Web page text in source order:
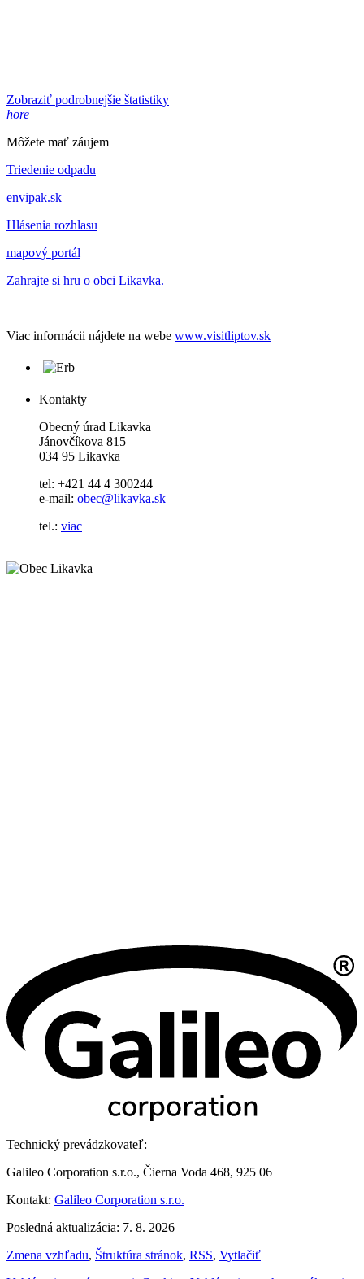
Zobraziť podrobnejšie štatistiky
hore
Môžete mať záujem
Triedenie odpadu
envipak.sk
Hlásenia rozhlasu
mapový portál
Zahrajte si hru o obci Likavka.
Viac informácii nájdete na webe www.visitliptov.sk
Kontakty
Obecný úrad Likavka
Jánovčíkova 815
034 95 Likavka
tel: +421 44 4 300244
e-mail: obec@likavka.sk
tel.: viac
Technický prevádzkovateľ:
Galileo Corporation s.r.o., Čierna Voda 468, 925 06
Kontakt: Galileo Corporation s.r.o.
Posledná aktualizácia: 7. 8. 2026
Zmena vzhľadu, Štruktúra stránok, RSS, Vytlačiť